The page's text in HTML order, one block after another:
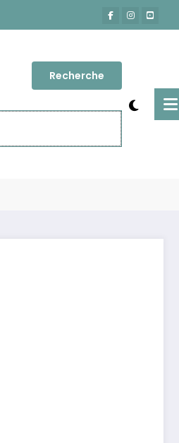
Accueil
Actu-People
sous contrôle ?